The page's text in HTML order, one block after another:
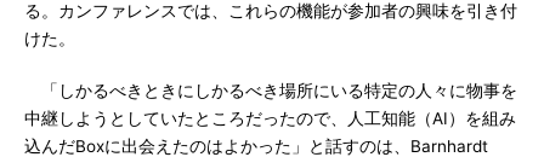
る。カンファレンスでは、これらの機能が参加者の興味を引き付
けた。
「しかるべきときにしかるべき場所にいる特定の人々に物事を
中継しようとしていたところだったので、人工知能（AI）を組み
込んだBoxに出会えたのはよかった」と話すのは、Barnhardt